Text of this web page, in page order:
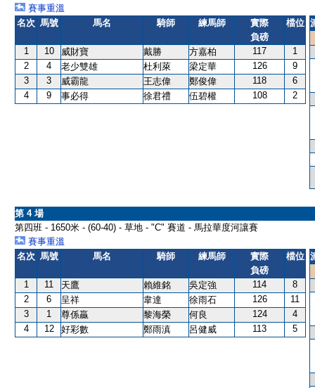
賽事重溫
名次 馬號 馬名 騎師 練馬師
實際
負磅
檔位
1 10 威財寶 戴勝 方嘉柏 117
1
2
4 老少雙雄 杜利萊 梁定華 126
9
3
3 威霸龍 王志偉 鄭俊偉 118
6
4
9 事必得 徐君禮 伍碧權 108 2
第 4 場
第四班 - 1650米 - (60-40) - 草地 - "C" 賽道 - 馬拉華度河讓賽
賽事重溫
名次 馬號 馬名 騎師 練馬師
實際
負磅
檔位
1 11 天鷹 賴維銘 吳定強 114
8
2
6 呈祥 韋達 徐雨石 126
11
3
1 尊係贏 黎海榮 何良 124
4
4
12 好彩數 鄭雨滇 呂健威 113 5